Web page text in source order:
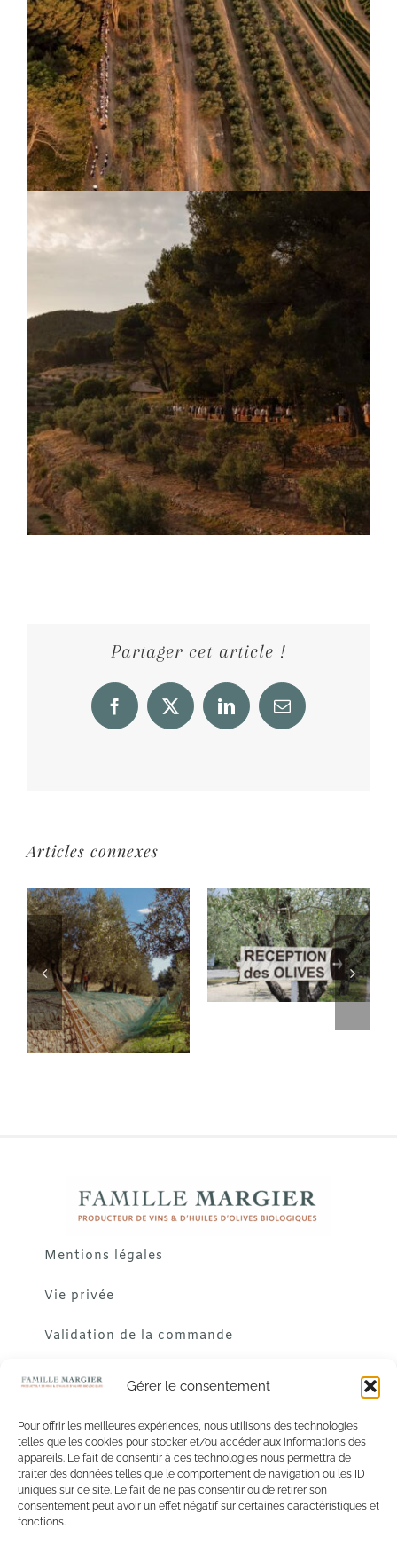
Gérer le consentement
Pour offrir les meilleures expériences, nous utilisons des technologies
telles que les cookies pour stocker et/ou accéder aux informations des
appareils. Le fait de consentir à ces technologies nous permettra de
traiter des données telles que le comportement de navigation ou les ID
uniques sur ce site. Le fait de ne pas consentir ou de retirer son
consentement peut avoir un effet négatif sur certaines caractéristiques et
fonctions.
Partager cet article !
Facebook
X LinkedInEmail
Articles connexes
Mentions légales
Vie privée
Validation de la commande